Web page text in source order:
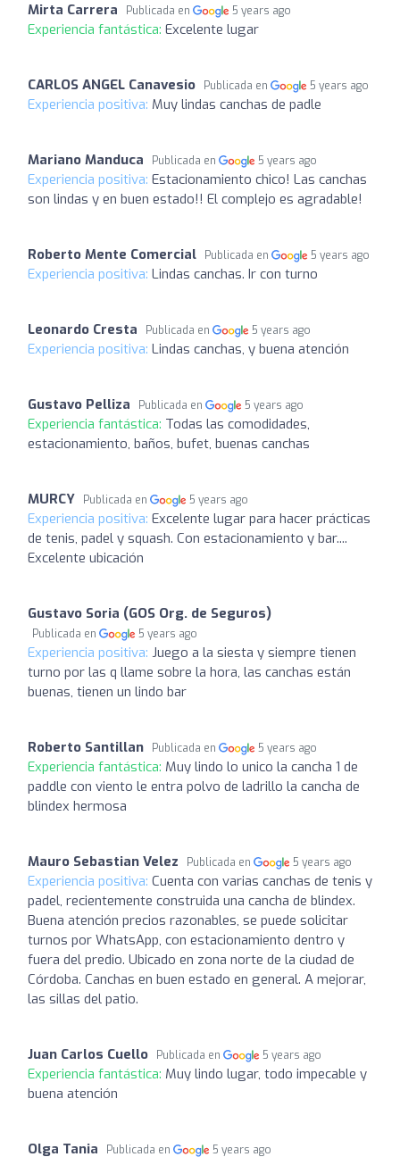
Mirta Carrera Publicada en 5 years ago
Experiencia fantástica: Excelente lugar
CARLOS ANGEL Canavesio Publicada en 5 years ago
Experiencia positiva: Muy lindas canchas de padle
Mariano Manduca Publicada en 5 years ago
Experiencia positiva: Estacionamiento chico! Las canchas
son lindas y en buen estado!! El complejo es agradable!
Roberto Mente Comercial Publicada en 5 years ago
Experiencia positiva: Lindas canchas. Ir con turno
Leonardo Cresta Publicada en 5 years ago
Experiencia positiva: Lindas canchas, y buena atención
Gustavo Pelliza Publicada en 5 years ago
Experiencia fantástica: Todas las comodidades,
estacionamiento, baños, bufet, buenas canchas
MURCY Publicada en 5 years ago
Experiencia positiva: Excelente lugar para hacer prácticas
de tenis, padel y squash. Con estacionamiento y bar....
Excelente ubicación
Gustavo Soria (GOS Org. de Seguros)
Publicada en 5 years ago
Experiencia positiva: Juego a la siesta y siempre tienen
turno por las q llame sobre la hora, las canchas están
buenas, tienen un lindo bar
Roberto Santillan Publicada en 5 years ago
Experiencia fantástica: Muy lindo lo unico la cancha 1 de
paddle con viento le entra polvo de ladrillo la cancha de
blindex hermosa
Mauro Sebastian Velez Publicada en 5 years ago
Experiencia positiva: Cuenta con varias canchas de tenis y
padel, recientemente construida una cancha de blindex.
Buena atención precios razonables, se puede solicitar
turnos por WhatsApp, con estacionamiento dentro y
fuera del predio. Ubicado en zona norte de la ciudad de
Córdoba. Canchas en buen estado en general. A mejorar,
las sillas del patio.
Juan Carlos Cuello Publicada en 5 years ago
Experiencia fantástica: Muy lindo lugar, todo impecable y
buena atención
Olga Tania Publicada en 5 years ago